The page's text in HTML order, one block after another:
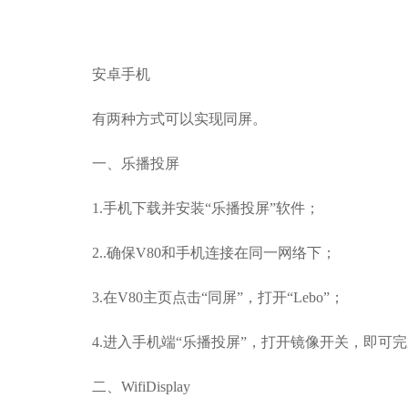
安卓手机
有两种方式可以实现同屏。
一、乐播投屏
1.手机下载并安装“乐播投屏”软件；
2..确保V80和手机连接在同一网络下；
3.在V80主页点击“同屏”，打开“Lebo”；
4.进入手机端“乐播投屏”，打开镜像开关，即可完
二、WifiDisplay